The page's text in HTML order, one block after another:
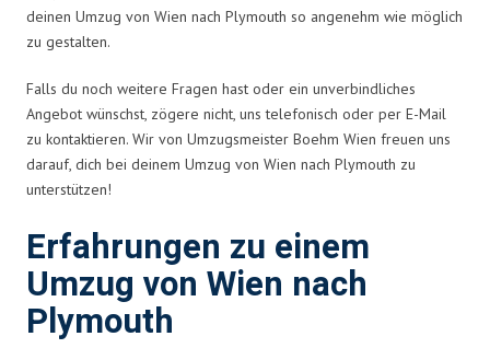
deinen Umzug von Wien nach Plymouth so angenehm wie möglich
zu gestalten.
Falls du noch weitere Fragen hast oder ein unverbindliches
Angebot wünschst, zögere nicht, uns telefonisch oder per E-Mail
zu kontaktieren. Wir von Umzugsmeister Boehm Wien freuen uns
darauf, dich bei deinem Umzug von Wien nach Plymouth zu
unterstützen!
Erfahrungen zu einem
Umzug von Wien nach
Plymouth